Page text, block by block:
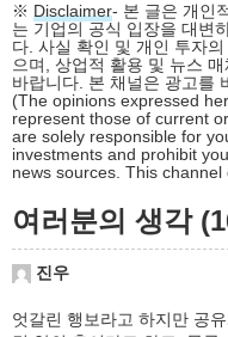
※ Disclaimer- 본 글은 개인
는 기업의 공식 입장을 대변
다. 사실 확인 및 개인 투자
으며, 상업적 활용 및 뉴스
바랍니다. 본 채널은 광고를
(The opinions expressed
represent those of current
are solely responsible for
investments and prohibit
news sources. This
여러분의 생각
진우
엇갈린 행보라고 하지만 공